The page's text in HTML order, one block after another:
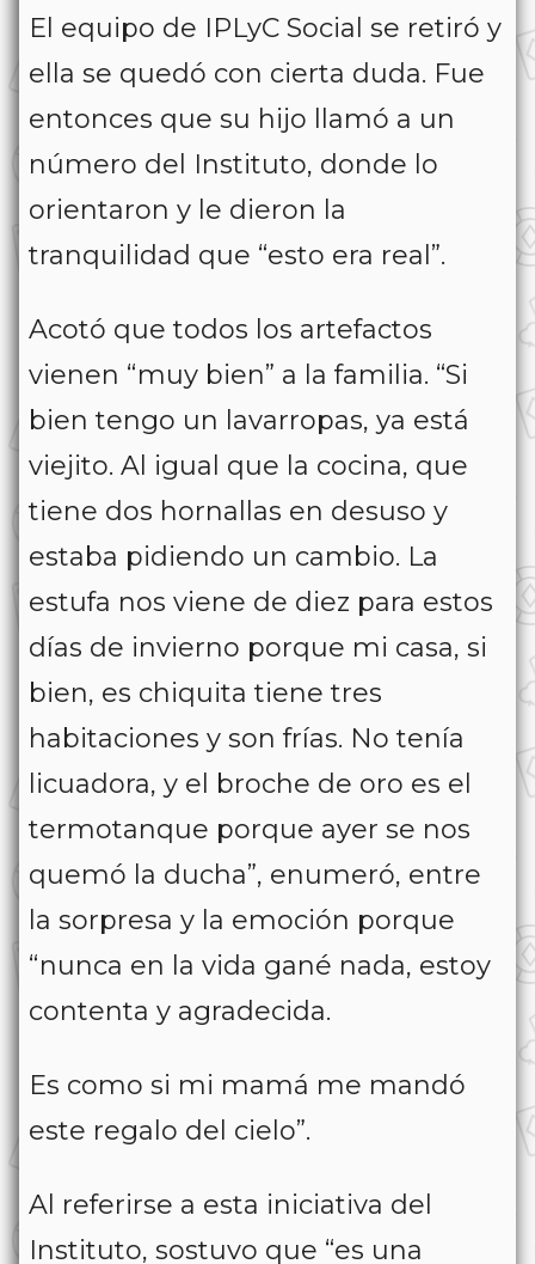
El equipo de IPLyC Social se retiró y
ella se quedó con cierta duda. Fue
entonces que su hijo llamó a un
número del Instituto, donde lo
orientaron y le dieron la
tranquilidad que “esto era real”.
Acotó que todos los artefactos
vienen “muy bien” a la familia. “Si
bien tengo un lavarropas, ya está
viejito. Al igual que la cocina, que
tiene dos hornallas en desuso y
estaba pidiendo un cambio. La
estufa nos viene de diez para estos
días de invierno porque mi casa, si
bien, es chiquita tiene tres
habitaciones y son frías. No tenía
licuadora, y el broche de oro es el
termotanque porque ayer se nos
quemó la ducha”, enumeró, entre
la sorpresa y la emoción porque
“nunca en la vida gané nada, estoy
contenta y agradecida.
Es como si mi mamá me mandó
este regalo del cielo”.
Al referirse a esta iniciativa del
Instituto, sostuvo que “es una